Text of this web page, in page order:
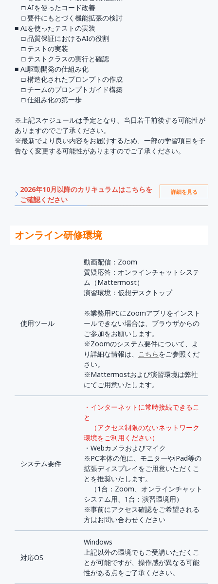
□ AIを使ったコード改善
□ 要件にもとづく機能拡張の検討
■ AIを使ったテストの実装
□ 品質保証におけるAIの役割
□ テストの実装
□ テストクラスの実行と確認
■ AI駆動開発の仕組み化
□ 構造化されたプロンプトの作成
□ チームのプロンプトガイド構築
□ 仕組み化の第一歩
※上記スケジュールは予定となり、当日若干前後する可能性が
ありますのでご了承ください。
※最新でより良い内容をお届けするため、一部の学習項目を予
告なく変更する可能性がありますのでご了承ください。
2026年10月以降のカリキュラムはこちらを
ご確認ください
詳細を見る
オンライン研修環境
使用ツール
動画配信：Zoom
質疑応答：オンラインチャットシステ
ム（Mattermost）
演習環境：仮想デスクトップ
※業務用PCにZoomアプリをインスト
ールできない場合は、ブラウザからの
ご参加をお願いします。
※Zoomのシステム要件について、よ
り詳細な情報は、 こちらをご参照くだ
さい。
※Mattermostおよび演習環境は弊社
にてご用意いたします。
システム要件
・インターネットに常時接続できるこ
と
（アクセス制限のないネットワーク
環境をご利用ください）
・Webカメラおよびマイク
※PC本体の他に、モニターやiPad等の
拡張ディスプレイをご用意いただくこ
とを推奨いたします。
（1台：Zoom、オンラインチャット
システム用、1台：演習環境用）
※事前にアクセス確認をご希望される
方はお問い合わせください
対応OS
Windows
上記以外の環境でもご受講いただくこ
とが可能ですが、操作感が異なる可能
性がある点をご了承ください。